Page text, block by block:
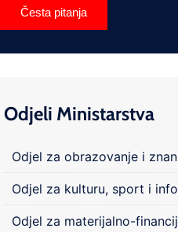
Česta pitanja
Odjeli Ministarstva
Odjel za obrazovanje i
Odjel za kulturu, sport i
Odjel za materijalno-